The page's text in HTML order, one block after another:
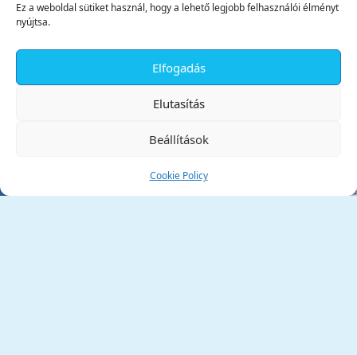
Ez a weboldal sütiket használ, hogy a lehető legjobb felhasználói élményt
nyújtsa.
Elfogadás
Elutasítás
Beállítások
Cookie Policy
Tata Város Önkormányzata
✕